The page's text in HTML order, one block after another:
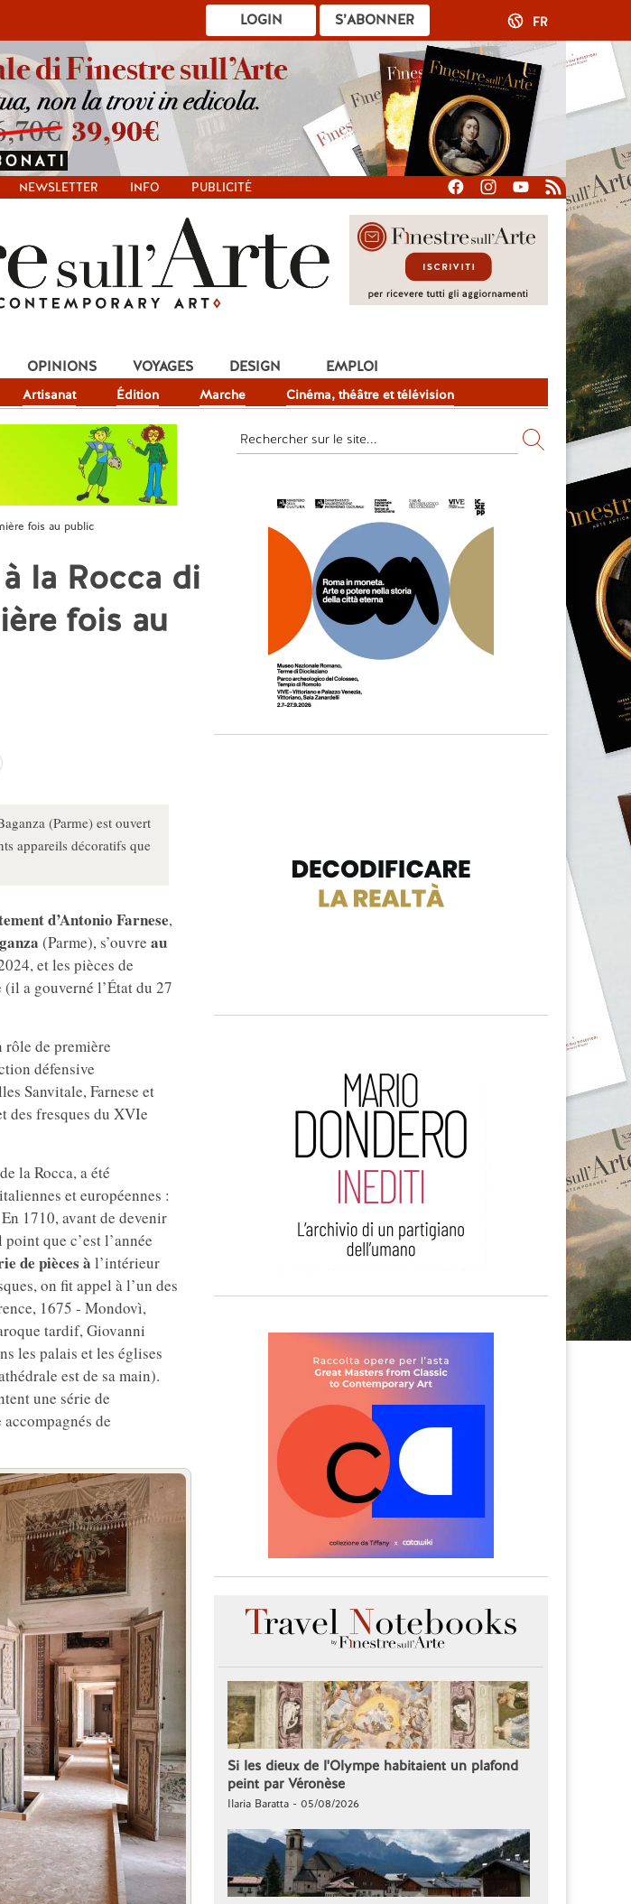
S’ABONNER
LOGIN FR
NEWSLETTER INFO PUBLICITÉ
Artisanat Édition Marche Cinéma, théâtre et télévision
OPINIONS VOYAGES DESIGN EMPLOI
fois au public
la Rocca di
fois au
(Parme) est ouvert
appareils décoratifs que
d’Antonio Farnese,
(Parme), s’ouvre au
et les pièces de
a gouverné l’État du 27
rôle de première
défensive
Sanvitale, Farnese et
des fresques du XVIe
la Rocca, a été
et européennes :
1710, avant de devenir
que c’est l’année
de pièces à l’intérieur
on fit appel à l’un des
1675 - Mondovì,
tardif, Giovanni
les palais et les églises
est de sa main).
une série de
de
Si les dieux de l'Olympe habitaient un plafond
peint par Véronèse
Ilaria Baratta - 05/08/2026